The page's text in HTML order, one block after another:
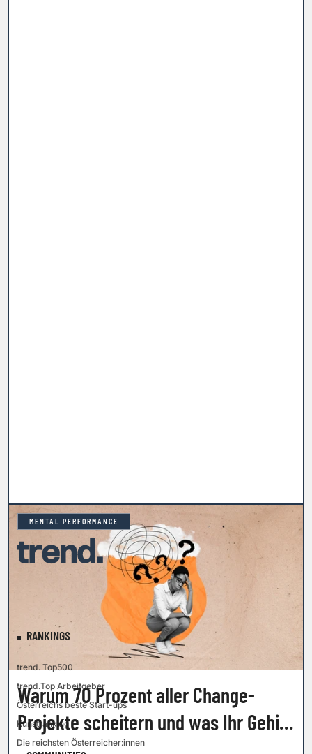
MENTAL PERFORMANCE
Warum 70 Prozent aller Change-
Projekte scheitern und was Ihr Gehirn
damit zu tun hat
RANKINGS
trend. Top500
trend.Top Arbeitgeber
Österreichs beste Start-ups
Kunstranking
Die reichsten Österreicher:innen